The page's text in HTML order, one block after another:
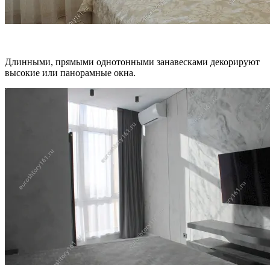
Длинными, прямыми однотонными занавесками декорируют
высокие или панорамные окна.